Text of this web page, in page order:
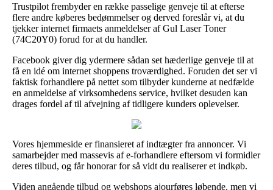
Trustpilot frembyder en række passelige genveje til at efterse
flere andre køberes bedømmelser og derved foreslår vi, at du
tjekker internet firmaets anmeldelser af Gul Laser Toner
(74C20Y0) forud for at du handler.
Facebook giver dig ydermere sådan set hæderlige genveje til at
få en idé om internet shoppens troværdighed. Foruden det ser vi
faktisk forhandlere på nettet som tilbyder kunderne at nedfælde
en anmeldelse af virksomhedens service, hvilket desuden kan
drages fordel af til afvejning af tidligere kunders oplevelser.
Vores hjemmeside er finansieret af indtægter fra annoncer. Vi
samarbejder med massevis af e-forhandlere eftersom vi formidler
deres tilbud, og får honorar for så vidt du realiserer et indkøb.
Viden angående tilbud og webshops ajourføres løbende, men vi